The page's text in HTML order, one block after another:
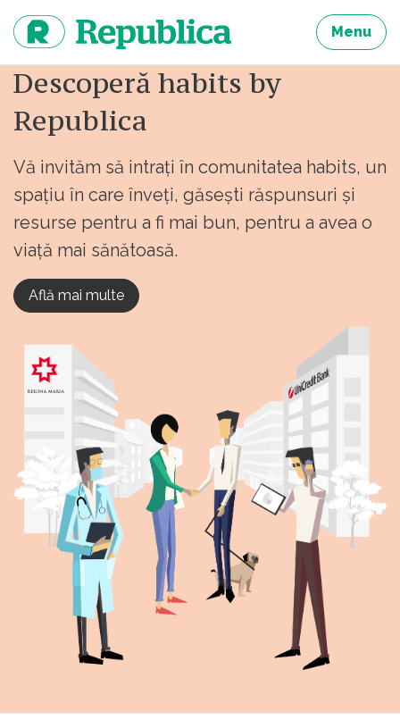
continut
Menu
Descoperă habits by
Republica
Vă invităm să intrați în comunitatea habits, un
spațiu în care înveți, găsești răspunsuri și
resurse pentru a fi mai bun, pentru a avea o
viață mai sănătoasă.
Află mai multe